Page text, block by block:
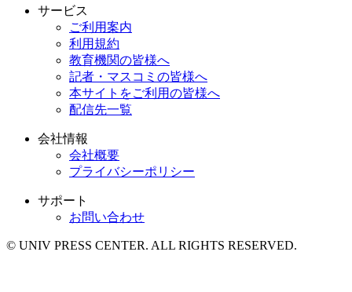
サービス
ご利用案内
利用規約
教育機関の皆様へ
記者・マスコミの皆様へ
本サイトをご利用の皆様へ
配信先一覧
会社情報
会社概要
プライバシーポリシー
サポート
お問い合わせ
© UNIV PRESS CENTER. ALL RIGHTS RESERVED.